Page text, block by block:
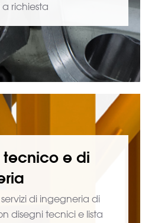
richiesta
tecnico e di
di ingegneria di
disegni tecnici e lista